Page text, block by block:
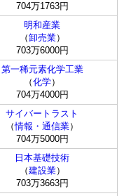
704万1763円
明和産業
（卸売業）
703万6000円
第一稀元素化学工業
（化学）
704万4000円
サイバートラスト
（情報・通信業）
704万5000円
日本基礎技術
（建設業）
703万3663円